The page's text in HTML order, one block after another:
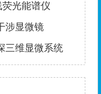
光能谱仪
涉显微镜
三维显微系统